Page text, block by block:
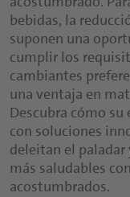
bebidas, la
suponen una
cumplir los
cambiantes
una ventaja en
Descubra cómo
con soluciones
deleitan el
más saludables
acostumbrados.